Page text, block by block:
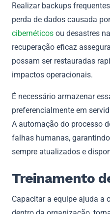
Realizar backups
perda de dados causada
cibernéticos ou desastres
recuperação eficaz
possam ser restauradas
impactos operacionais.
É necessário armazenar
preferencialmente em
A automação do processo
falhas humanas,
sempre atualizados e
Treinamento
Capacitar a equipe ajuda a